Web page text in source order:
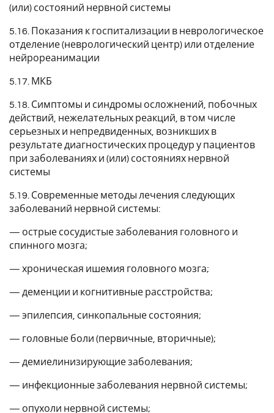
(или) состояний нервной системы
5.16. Показания к госпитализации в неврологическое
отделение (неврологический центр) или отделение
нейрореанимации
5.17. МКБ
5.18. Симптомы и синдромы осложнений, побочных
действий, нежелательных реакций, в том числе
серьезных и непредвиденных, возникших в
результате диагностических процедур у пациентов
при заболеваниях и (или) состояниях нервной
системы
5.19. Современные методы лечения следующих
заболеваний нервной системы:
— острые сосудистые заболевания головного и
спинного мозга;
— хроническая ишемия головного мозга;
— деменции и когнитивные расстройства;
— эпилепсия, синкопальные состояния;
— головные боли (первичные, вторичные);
— демиелинизирующие заболевания;
— инфекционные заболевания нервной системы;
— опухоли нервной системы;